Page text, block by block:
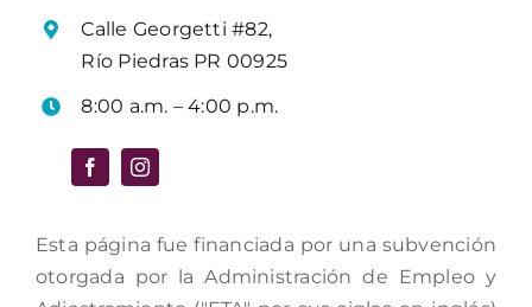
Calle Georgetti #82,
Río Piedras PR 00925
8:00 a.m. – 4:00 p.m.
Esta página fue financiada por una subvención
otorgada por la Administración de Empleo y